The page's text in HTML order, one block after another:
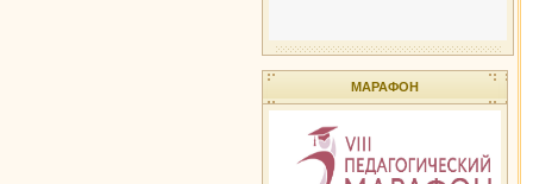
МАРАФОН